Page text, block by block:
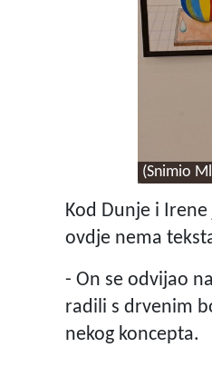
(Snimio
Kod Dunje i
ovdje nema
- On se odvijao
radili s drvenim
nekog koncepta.